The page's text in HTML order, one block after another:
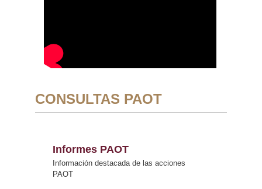
CONSULTAS PAOT
Informes PAOT
Información destacada de las acciones
PAOT